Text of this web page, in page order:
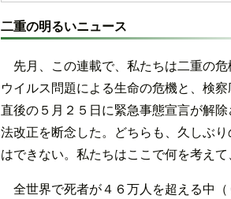
二重の明るいニュース
先月、この連載で、私たちは二重の
ウイルス問題による生命の危機と、検
直後の５月２５日に緊急事態宣言が解
法改正を断念した。どちらも、久しぶ
はできない。私たちはここで何を考えて
全世界で死者が４６万人を超える中